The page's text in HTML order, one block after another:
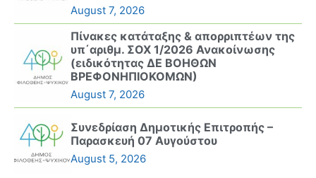
August 7, 2026
Πίνακες κατάταξης & απορριπτέων της
υπ΄αριθμ. ΣΟΧ 1/2026 Ανακοίνωσης
(ειδικότητας ΔΕ ΒΟΗΘΩΝ
ΒΡΕΦΟΝΗΠΙΟΚΟΜΩΝ)
August 7, 2026
Συνεδρίαση Δημοτικής Επιτροπής –
Παρασκευή 07 Αυγούστου
August 5, 2026